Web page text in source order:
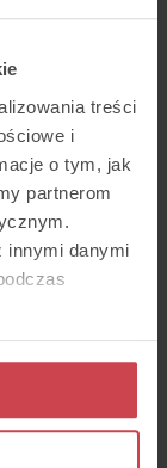
treści
i
o tym, jak
partnerom
innymi danymi
die
der
zu steigern
möchte
darstellt – ein
den Kunden
kein leeres
sicherstellen,
der